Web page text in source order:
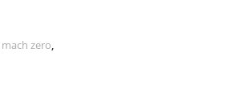
mach zero,